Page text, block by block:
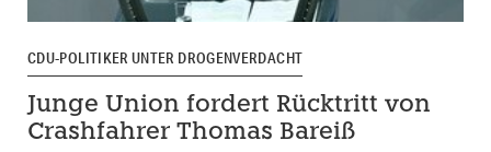
CDU-POLITIKER UNTER DROGENVERDACHT
Junge Union fordert Rücktritt von
Crashfahrer Thomas Bareiß